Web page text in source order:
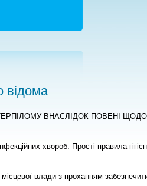
відома
ВНАСЛІДОК ПОВЕНІ
хвороб. Прості правила
влади з проханням